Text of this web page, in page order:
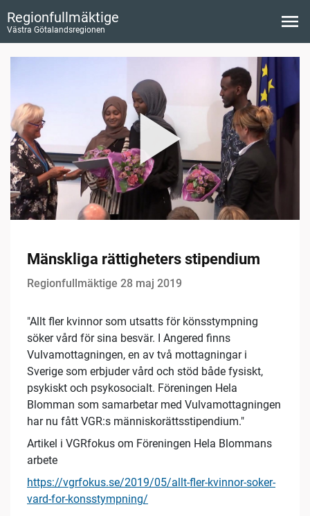
Regionfullmäktige
Västra Götalandsregionen
Mänskliga rättigheters stipendium
Regionfullmäktige 28 maj 2019
"Allt fler kvinnor som utsatts för könsstympning
söker vård för sina besvär. I Angered finns
Vulvamottagningen, en av två mottagningar i
Sverige som erbjuder vård och stöd både fysiskt,
psykiskt och psykosocialt. Föreningen Hela
Blomman som samarbetar med Vulvamottagningen
har nu fått VGR:s människorättsstipendium."
Artikel i VGRfokus om Föreningen Hela Blommans
arbete
https://vgrfokus.se/2019/05/allt-fler-kvinnor-soker-
vard-for-konsstympning/